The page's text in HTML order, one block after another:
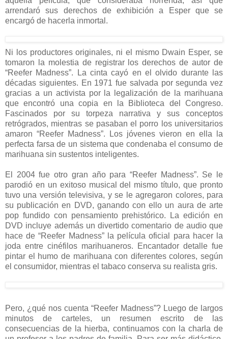
arrendaró sus derechos de exhibición a Esper que se
encargó de hacerla inmortal.
Ni los productores originales, ni el mismo Dwain Esper, se
tomaron la molestia de registrar los derechos de autor de
“Reefer Madness”. La cinta cayó en el olvido durante las
décadas siguientes. En 1971 fue salvada por segunda vez
gracias a un activista por la legalización de la marihuana
que encontró una copia en la Biblioteca del Congreso.
Fascinados por su torpeza narrativa y sus conceptos
retrógrados, mientras se pasaban el porro los universitarios
amaron “Reefer Madness”. Los jóvenes vieron en ella la
perfecta farsa de un sistema que condenaba el consumo de
marihuana sin sustentos inteligentes.
El 2004 fue otro gran año para “Reefer Madness”. Se le
parodió en un exitoso musical del mismo título, que pronto
tuvo una versión televisiva, y se le agregaron colores, para
su publicación en DVD, ganando con ello un aura de arte
pop fundido con pensamiento prehistórico. La edición en
DVD incluye además un divertido comentario de audio que
hace de “Reefer Madness” la película oficial para hacer la
joda entre cinéfilos marihuaneros. Encantador detalle fue
pintar el humo de marihuana con diferentes colores, según
el consumidor, mientras el tabaco conserva su realista gris.
Pero, ¿qué nos cuenta “Reefer Madness”? Luego de largos
minutos de carteles, un resumen escrito de las
consecuencias de la hierba, continuamos con la charla de